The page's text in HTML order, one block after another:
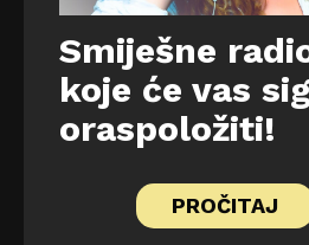
Smiješne
koje će vas
oraspoložiti!
PROČITAJ